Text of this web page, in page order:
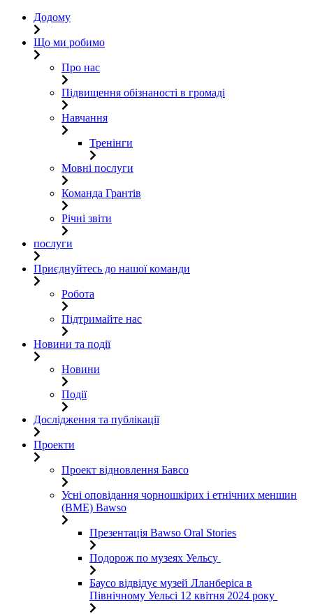
Додому
Що ми робимо
Про нас
Підвищення обізнаності в громаді
Навчання
Тренінги
Мовні послуги
Команда Грантів
Річні звіти
послуги
Приєднуйтесь до нашої команди
Робота
Підтримайте нас
Новини та події
Новини
Події
Дослідження та публікації
Проекти
Проект відновлення Бавсо
Усні оповідання чорношкірих і етнічних меншин
(BME) Bawso
Презентація Bawso Oral Stories
Подорож по музеях Уельсу
Баусо відвідує музей Лланберіса в
Північному Уельсі 12 квітня 2024 року